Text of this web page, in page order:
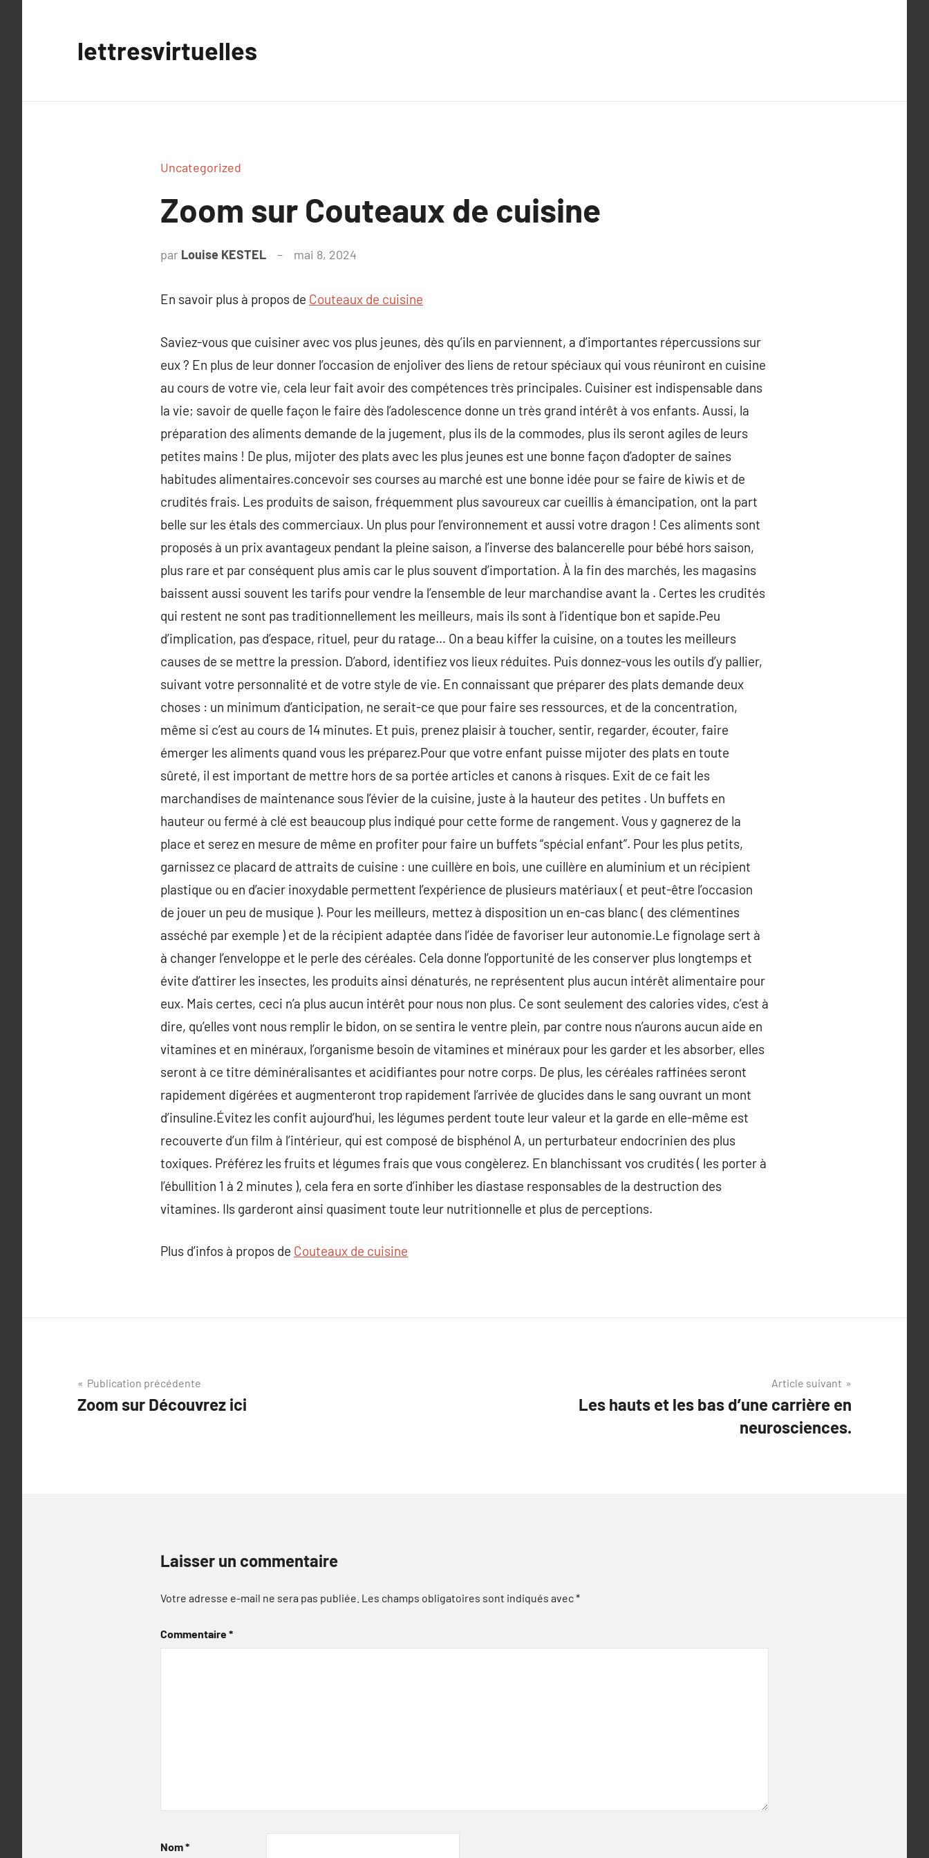
lettresvirtuelles
Uncategorized
Zoom sur Couteaux de cuisine
par Louise KESTEL mai 8, 2024
En savoir plus à propos de Couteaux de cuisine
Saviez-vous que cuisiner avec vos plus jeunes, dès qu’ils en parviennent, a d’importantes répercussions sur
eux ? En plus de leur donner l’occasion de enjoliver des liens de retour spéciaux qui vous réuniront en cuisine
au cours de votre vie, cela leur fait avoir des compétences très principales. Cuisiner est indispensable dans
la vie; savoir de quelle façon le faire dès l’adolescence donne un très grand intérêt à vos enfants. Aussi, la
préparation des aliments demande de la jugement, plus ils de la commodes, plus ils seront agiles de leurs
petites mains ! De plus, mijoter des plats avec les plus jeunes est une bonne façon d’adopter de saines
habitudes alimentaires.concevoir ses courses au marché est une bonne idée pour se faire de kiwis et de
crudités frais. Les produits de saison, fréquemment plus savoureux car cueillis à émancipation, ont la part
belle sur les étals des commerciaux. Un plus pour l’environnement et aussi votre dragon ! Ces aliments sont
proposés à un prix avantageux pendant la pleine saison, a l’inverse des balancerelle pour bébé hors saison,
plus rare et par conséquent plus amis car le plus souvent d’importation. À la fin des marchés, les magasins
baissent aussi souvent les tarifs pour vendre la l’ensemble de leur marchandise avant la . Certes les crudités
qui restent ne sont pas traditionnellement les meilleurs, mais ils sont à l’identique bon et sapide.Peu
d’implication, pas d’espace, rituel, peur du ratage… On a beau kiffer la cuisine, on a toutes les meilleurs
causes de se mettre la pression. D’abord, identifiez vos lieux réduites. Puis donnez-vous les outils d’y pallier,
suivant votre personnalité et de votre style de vie. En connaissant que préparer des plats demande deux
choses : un minimum d’anticipation, ne serait-ce que pour faire ses ressources, et de la concentration,
même si c’est au cours de 14 minutes. Et puis, prenez plaisir à toucher, sentir, regarder, écouter, faire
émerger les aliments quand vous les préparez.Pour que votre enfant puisse mijoter des plats en toute
sûreté, il est important de mettre hors de sa portée articles et canons à risques. Exit de ce fait les
marchandises de maintenance sous l’évier de la cuisine, juste à la hauteur des petites . Un buffets en
hauteur ou fermé à clé est beaucoup plus indiqué pour cette forme de rangement. Vous y gagnerez de la
place et serez en mesure de même en profiter pour faire un buffets “spécial enfant”. Pour les plus petits,
garnissez ce placard de attraits de cuisine : une cuillère en bois, une cuillère en aluminium et un récipient
plastique ou en d’acier inoxydable permettent l’expérience de plusieurs matériaux ( et peut-être l’occasion
de jouer un peu de musique ). Pour les meilleurs, mettez à disposition un en-cas blanc ( des clémentines
asséché par exemple ) et de la récipient adaptée dans l’idée de favoriser leur autonomie.Le fignolage sert à
à changer l’enveloppe et le perle des céréales. Cela donne l’opportunité de les conserver plus longtemps et
évite d’attirer les insectes, les produits ainsi dénaturés, ne représentent plus aucun intérêt alimentaire pour
eux. Mais certes, ceci n’a plus aucun intérêt pour nous non plus. Ce sont seulement des calories vides, c’est à
dire, qu’elles vont nous remplir le bidon, on se sentira le ventre plein, par contre nous n’aurons aucun aide en
vitamines et en minéraux, l’organisme besoin de vitamines et minéraux pour les garder et les absorber, elles
seront à ce titre déminéralisantes et acidifiantes pour notre corps. De plus, les céréales raffinées seront
rapidement digérées et augmenteront trop rapidement l’arrivée de glucides dans le sang ouvrant un mont
d’insuline.Évitez les confit aujourd’hui, les légumes perdent toute leur valeur et la garde en elle-même est
recouverte d’un film à l’intérieur, qui est composé de bisphénol A, un perturbateur endocrinien des plus
toxiques. Préférez les fruits et légumes frais que vous congèlerez. En blanchissant vos crudités ( les porter à
l’ébullition 1 à 2 minutes ), cela fera en sorte d’inhiber les diastase responsables de la destruction des
vitamines. Ils garderont ainsi quasiment toute leur nutritionnelle et plus de perceptions.
Plus d’infos à propos de Couteaux de cuisine
Navigation
de
Publication précédente
Zoom sur Découvrez ici
Article suivant
Les hauts et les bas d’une carrière en
neurosciences.
Laisser un commentaire
Votre adresse e-mail ne sera pas publiée. Les champs obligatoires sont indiqués avec*
Commentaire*
Nom*